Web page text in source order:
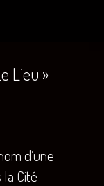
Lieu »
d’une
Cité